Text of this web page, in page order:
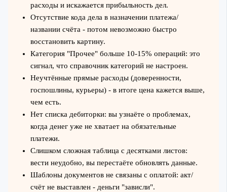
расходы и искажается прибыльность дел.
Отсутствие кода дела в назначении платежа/
названии счёта - потом невозможно быстро
восстановить картину.
Категория "Прочее" больше 10-15% операций: это
сигнал, что справочник категорий не настроен.
Неучтённые прямые расходы (доверенности,
госпошлины, курьеры) - в итоге цена кажется выше,
чем есть.
Нет списка дебиторки: вы узнаёте о проблемах,
когда денег уже не хватает на обязательные
платежи.
Слишком сложная таблица с десятками листов:
вести неудобно, вы перестаёте обновлять данные.
Шаблоны документов не связаны с оплатой: акт/
счёт не выставлен - деньги "зависли".